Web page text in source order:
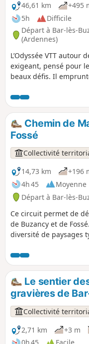
46,61 km
+495
5h
Difficile
Départ à Bar-lès-
(Ardennes)
L’Odyssée VTT
exigeant, pensé pour
beaux défis. Il
environnante, entre
long du tracé, la
découverte du
Masmes, les communs
beaux villages
Pierremont,
maisons en pierre
Chemin de
Fossé
Collectivité
14,73 km
+196
4h 45
Moyenne
Départ à Bar-lès-
Ce circuit permet de
de Buzancy et de
diversité de paysages
l'itinéraire.
Le sentier
gravières de
Collectivité
2,71 km
+3 m